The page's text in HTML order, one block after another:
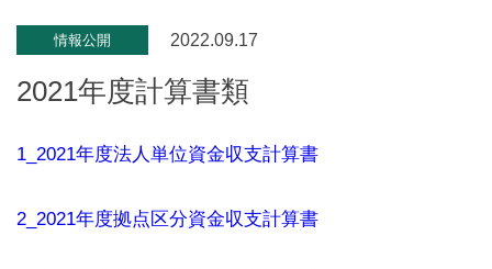
プライバシーポリシー
情報公開 2022.09.17
2021年度計算書類
1_2021年度法人単位資金収支計算書
2_2021年度拠点区分資金収支計算書